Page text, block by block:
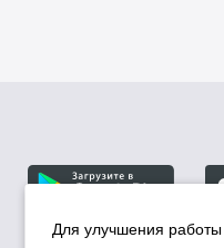
Для улучшения работы